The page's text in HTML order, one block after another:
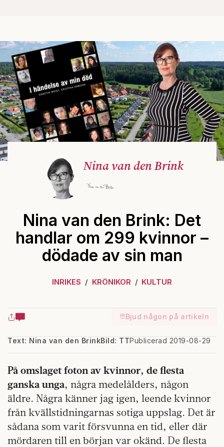
Nina van den Brink
Nina van den Brink: Det
handlar om 299 kvinnor –
dödade av sin man
INRIKES KRÖNIKOR KULTUR
Bjud någon på artikeln
Text: Nina van den Brink Publicerad 2019-08-29
Bild: TT
På omslaget foton av kvinnor, de flesta
ganska unga, några medelålders, någon
äldre. Några känner jag igen, leende kvinnor
från kvällstidningarnas sotiga uppslag. Det är
sådana som varit försvunna en tid, eller där
mördaren till en början var okänd. De flesta